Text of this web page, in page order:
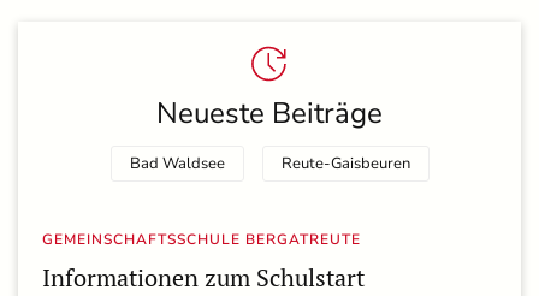
Neueste Beiträge
Bad Waldsee Reute-Gaisbeuren
GEMEINSCHAFTSSCHULE BERGATREUTE
Informationen zum Schulstart